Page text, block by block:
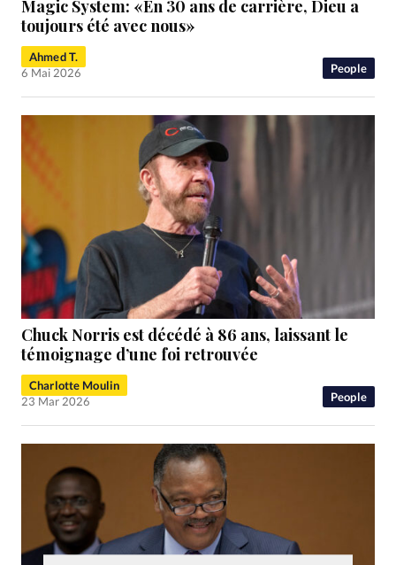
People
Magic System: «En 30 ans de carrière, Dieu a
toujours été avec nous»
Ahmed T.
6 Mai 2026
People
Chuck Norris est décédé à 86 ans, laissant le
témoignage d’une foi retrouvée
Charlotte Moulin
23 Mar 2026